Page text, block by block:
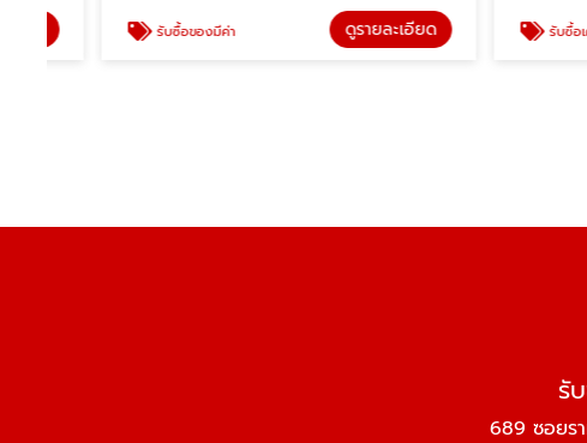
รับซื้อของมีค่า ดูรายละเอียด รับซื้อเครื่องเบ
รั
689 ซอยร